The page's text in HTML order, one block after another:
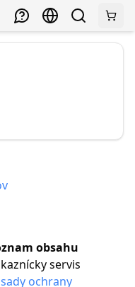
obsahu
servis
ochrany